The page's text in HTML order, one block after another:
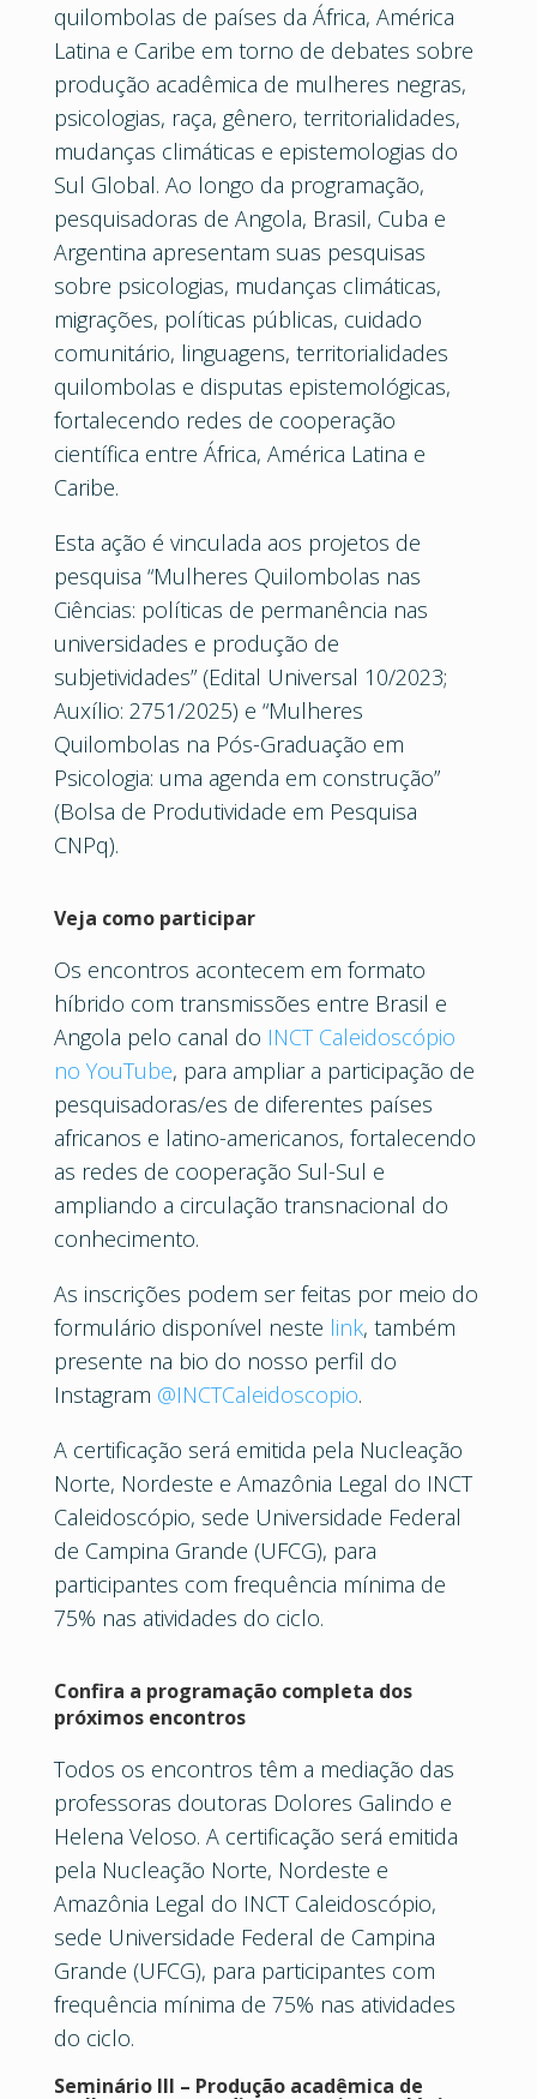
quilombolas de países da África, América
Latina e Caribe em torno de debates sobre
produção acadêmica de mulheres negras,
psicologias, raça, gênero, territorialidades,
mudanças climáticas e epistemologias do
Sul Global. Ao longo da programação,
pesquisadoras de Angola, Brasil, Cuba e
Argentina apresentam suas pesquisas
sobre psicologias, mudanças climáticas,
migrações, políticas públicas, cuidado
comunitário, linguagens, territorialidades
quilombolas e disputas epistemológicas,
fortalecendo redes de cooperação
científica entre África, América Latina e
Caribe.
Esta ação é vinculada aos projetos de
pesquisa “Mulheres Quilombolas nas
Ciências: políticas de permanência nas
universidades e produção de
subjetividades” (Edital Universal 10/2023;
Auxílio: 2751/2025) e “Mulheres
Quilombolas na Pós-Graduação em
Psicologia: uma agenda em construção”
(Bolsa de Produtividade em Pesquisa
CNPq).
Veja como participar
Os encontros acontecem em formato
híbrido com transmissões entre Brasil e
Angola pelo canal do INCT Caleidoscópio
no YouTube, para ampliar a participação de
pesquisadoras/es de diferentes países
africanos e latino-americanos, fortalecendo
as redes de cooperação Sul-Sul e
ampliando a circulação transnacional do
conhecimento.
As inscrições podem ser feitas por meio do
formulário disponível neste link, também
presente na bio do nosso perfil do
Instagram @INCTCaleidoscopio.
A certificação será emitida pela Nucleação
Norte, Nordeste e Amazônia Legal do INCT
Caleidoscópio, sede Universidade Federal
de Campina Grande (UFCG), para
participantes com frequência mínima de
75% nas atividades do ciclo.
Confira a programação completa dos
próximos encontros
Todos os encontros têm a mediação das
professoras doutoras Dolores Galindo e
Helena Veloso. A certificação será emitida
pela Nucleação Norte, Nordeste e
Amazônia Legal do INCT Caleidoscópio,
sede Universidade Federal de Campina
Grande (UFCG), para participantes com
frequência mínima de 75% nas atividades
do ciclo.
Seminário III – Produção acadêmica de